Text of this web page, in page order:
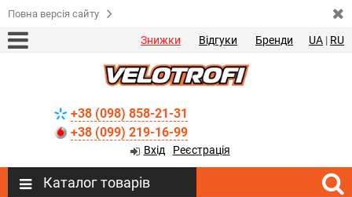
Повна версія сайту
Знижки Відгуки Бренди UA | RU
+38 (098) 858-21-31
+38 (099) 219-16-99
Вхід Реєстрація
Каталог товарів